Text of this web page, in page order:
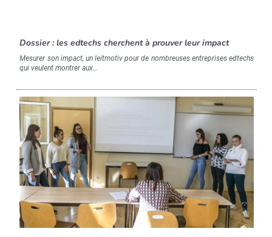
Dossier : les edtechs cherchent à prouver leur impact
Mesurer son impact, un leitmotiv pour de nombreuses entreprises edtechs
qui veulent montrer aux…